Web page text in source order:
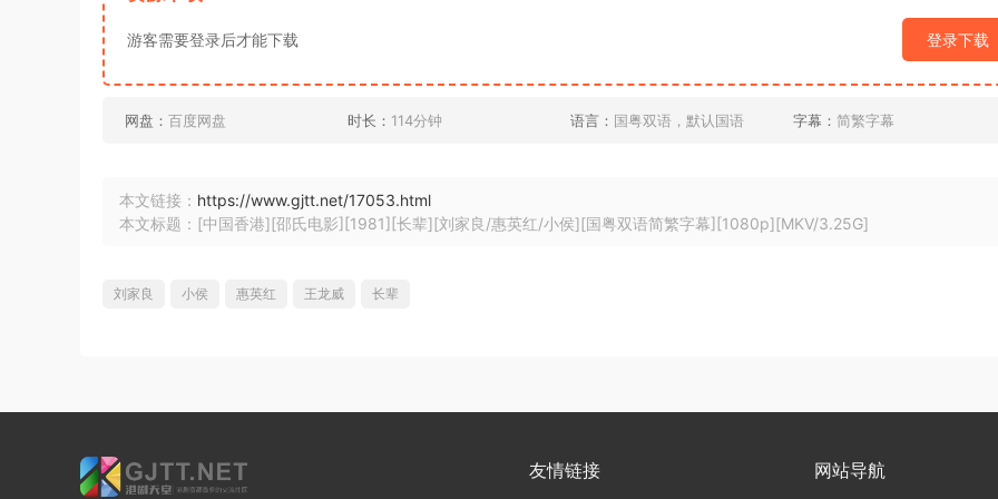
游客需要登录后才能下载 登录下载
网盘： 百度网盘 时长： 114分钟 语言： 国粤双语，默认国语 字幕： 简繁字幕
本文链接： https://www.gjtt.net/17053.html
本文标题：[中国香港][邵氏电影][1981][长辈][刘家良/惠英红/小侯][国粤双语简繁字幕][1080p][MKV/3.25G]
刘家良 小侯 惠英红 王龙威 长辈
友情链接 网站导航